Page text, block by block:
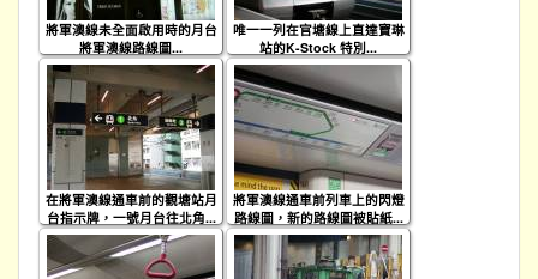
將軍澳線未全面啟用時的月台
將軍澳線路線圖...
唯一一列在官塘線上直達寶琳
站的K-Stock 特別...
在將軍澳線通車前的觀塘站月
台指示牌，一號月台往北角...
將軍澳線通車前列車上的閃燈
路線圖，新的路線圖被貼紙...